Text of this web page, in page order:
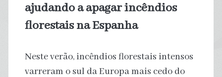
ajudando a apagar incêndios
florestais na Espanha
Neste verão, incêndios florestais intensos
varreram o sul da Europa mais cedo do